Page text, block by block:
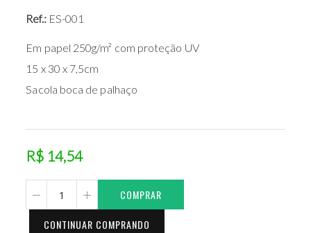
Ref.: ES-001
Em papel 250g/m² com proteção UV
15 x 30 x 7,5cm
Sacola boca de palhaço
R$ 14,54
COMPRAR
CONTINUAR COMPRANDO